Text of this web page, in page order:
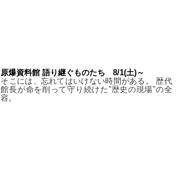
原爆資料館 語り継ぐものたち 8/1(土)～
そこには、忘れてはいけない時間がある。 歴代
館長が命を削って守り続けた”歴史の現場”の全
容。